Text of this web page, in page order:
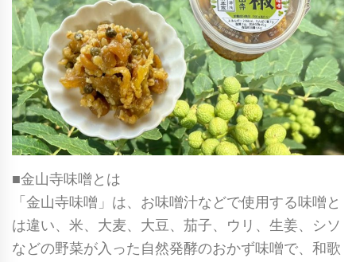
■金山寺味噌とは
「金山寺味噌」は、お味噌汁などで使用する味噌と
は違い、米、大麦、大豆、茄子、ウリ、生姜、シソ
などの野菜が入った自然発酵のおかず味噌で、和歌